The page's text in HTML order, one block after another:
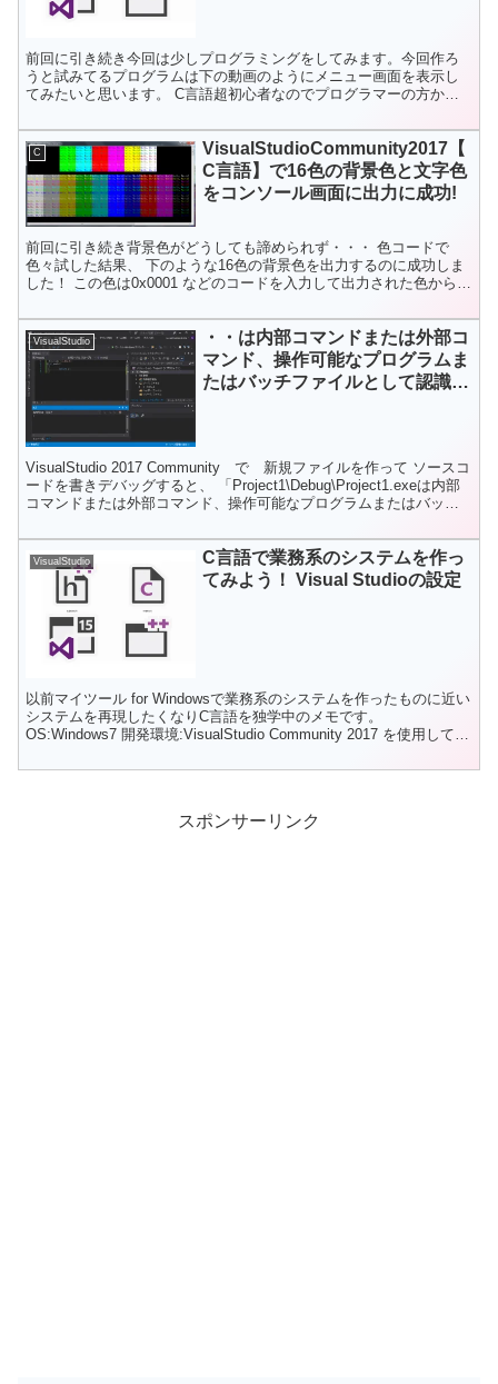
前回に引き続き今回は少しプログラミングをしてみます。今回作ろ
うと試みてるプログラムは下の動画のようにメニュー画面を表示し
てみたいと思います。 C言語超初心者なのでプログラマーの方から
C
VisualStudioCommunity2017【
C言語】で16色の背景色と文字色
をコンソール画面に出力に成功!
前回に引き続き背景色がどうしても諦められず・・・ 色コードで
色々試した結果、 下のような16色の背景色を出力するのに成功しま
した！ この色は0x0001 などのコードを入力して出力された色から逆
VisualStudio
・・は内部コマンドまたは外部コ
マンド、操作可能なプログラムま
たはバッチファイルとして認識さ
VisualStudio 2017 Community で 新規ファイルを作って ソースコ
ードを書きデバッグすると、 「Project1\Debug\Project1.exeは内部
コマンドまたは外部コマンド、操作可能なプログラムまたはバッ
VisualStudio
C言語で業務系のシステムを作っ
てみよう！ Visual Studioの設定
以前マイツール for Windowsで業務系のシステムを作ったものに近い
システムを再現したくなりC言語を独学中のメモです。
OS:Windows7 開発環境:VisualStudio Community 2017 を使用してい
スポンサーリンク